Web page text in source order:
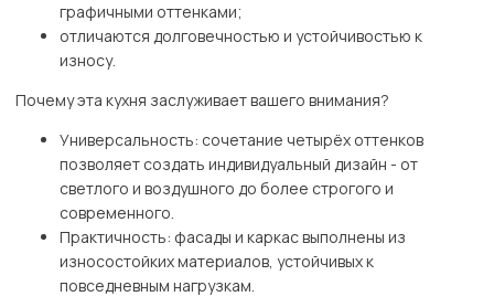
графичными оттенками;
отличаются долговечностью и устойчивостью к
износу.
Почему эта кухня заслуживает вашего внимания?
Универсальность: сочетание четырёх оттенков
позволяет создать индивидуальный дизайн - от
светлого и воздушного до более строгого и
современного.
Практичность: фасады и каркас выполнены из
износостойких материалов, устойчивых к
повседневным нагрузкам.